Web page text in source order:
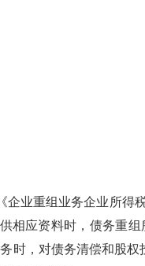
企业重组业务企业所得
相应资料时，债务重
时，对债务清偿和股